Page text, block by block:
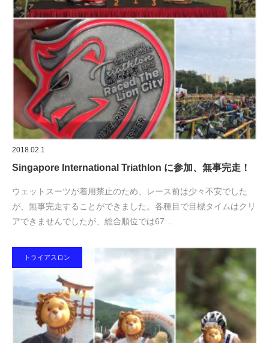
2018.02.1
Singapore International Triathlon に参加、無事完走！
ウェットスーツが着用禁止のため、レース前は少々不安でした
が、無事完走することができました。各種目で目標タイムはクリ
アできませんでしたが、総合順位では67…
トライアスロン